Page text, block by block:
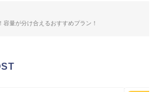
量が分け合えるおすすめプラン！